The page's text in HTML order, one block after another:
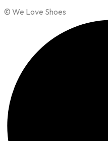
© We Love Shoes